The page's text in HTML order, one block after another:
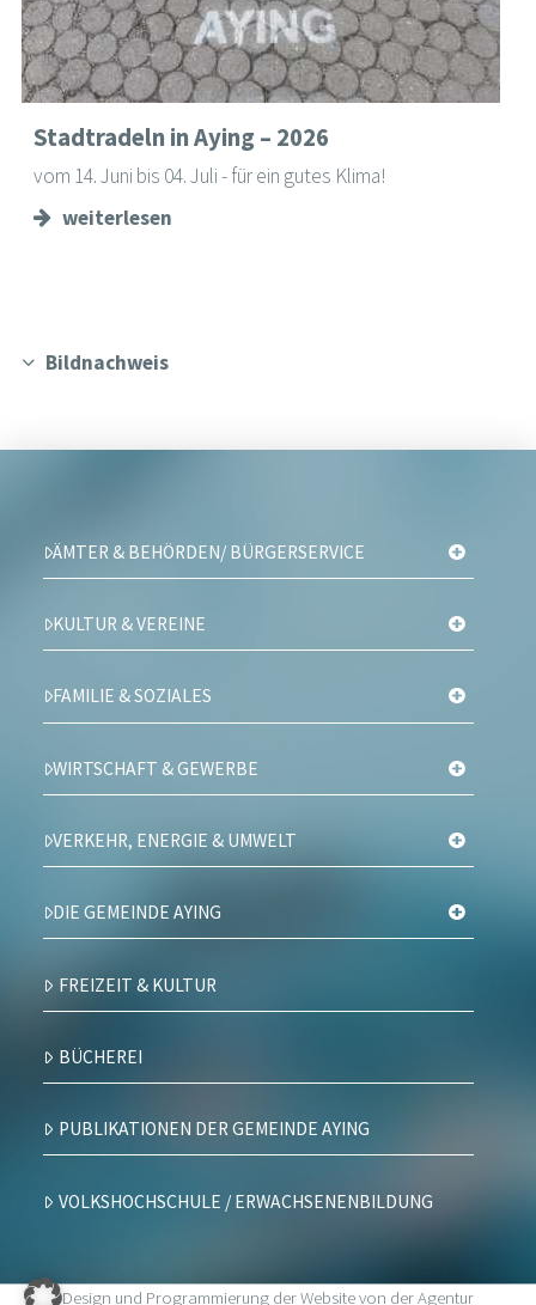
Stadtradeln in Aying – 2026
vom 14. Juni bis 04. Juli - für ein gutes Klima!
weiterlesen
Bildnachweis
ÄMTER & BEHÖRDEN/ BÜRGERSERVICE
KULTUR & VEREINE
FAMILIE & SOZIALES
WIRTSCHAFT & GEWERBE
VERKEHR, ENERGIE & UMWELT
DIE GEMEINDE AYING
FREIZEIT & KULTUR
BÜCHEREI
PUBLIKATIONEN DER GEMEINDE AYING
VOLKSHOCHSCHULE / ERWACHSENENBILDUNG
Design und Programmierung der Website von der Agentur